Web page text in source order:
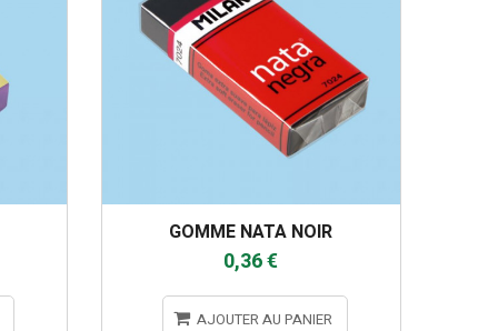
GOMME NATA NOIR
0,36 €
AJOUTER AU PANIER